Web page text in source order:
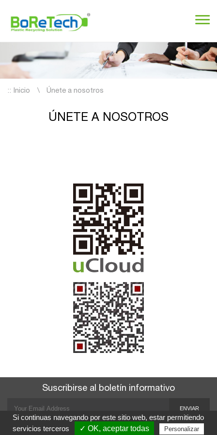
:: Inicio Únete a nosotros
ÚNETE A NOSOTROS
Suscribirse al boletín informativo
ENVIAR
Si continuas navegando por este sitio web, estar permitiendo
servicios terceros
✓ OK, aceptar todas Personalizar